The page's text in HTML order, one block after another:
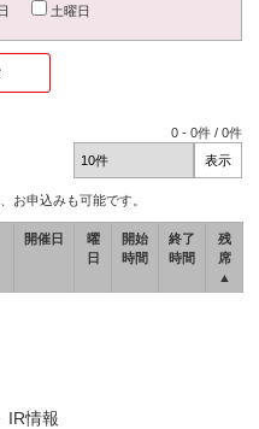
土曜日
0 -0件 /0件
お申込みも可能です。
開催日
曜
日
開始
時間
終了
時間
残
席
▲
IR情報